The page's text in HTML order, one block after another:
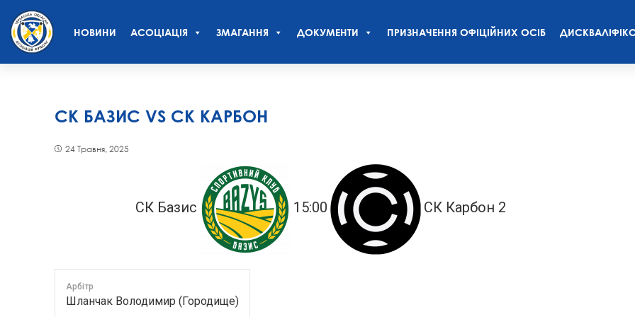
НОВИНИ АСОЦІАЦІЯ ЗМАГАННЯ ДОКУМЕНТИ ПРИЗНАЧЕННЯ ОФІЦІЙНИХ ОСІБ
СК БАЗИС VS СК КАРБОН
24 Травня, 2025
СК Базис 15:00 СК Карбон 2
Арбітр
Шланчак Володимир (Городище)